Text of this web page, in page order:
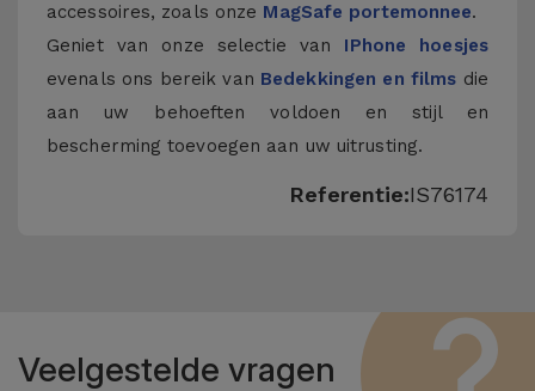
accessoires, zoals onze MagSafe portemonnee.
Geniet van onze selectie van IPhone hoesjes
evenals ons bereik van Bedekkingen en films die
aan uw behoeften voldoen en stijl en
bescherming toevoegen aan uw uitrusting.
Referentie:IS76174
Veelgestelde vragen